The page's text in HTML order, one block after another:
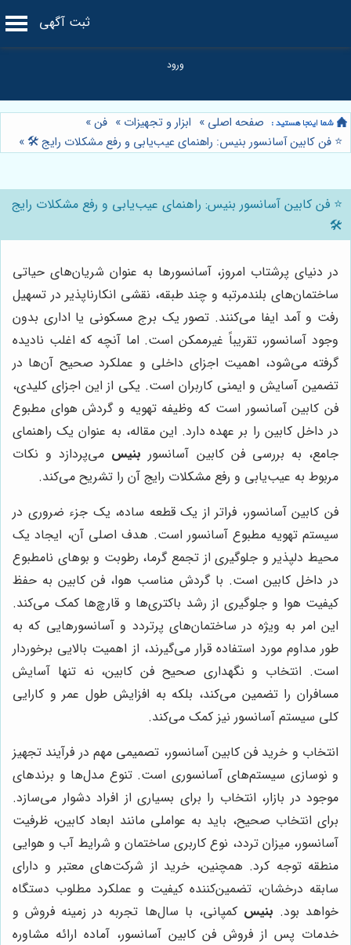
ثبت آگهی
صفحه اصلی » ابزار و تجهیزات » فن»
⭐️ فن کابین آسانسور بنیس: راهنمای عیب‌یابی و رفع مشکلات رایج 🛠️»
⭐️ فن کابین آسانسور بنیس: راهنمای عیب‌یابی و رفع مشکلات رایج
🛠️
در دنیای پرشتاب امروز، آسانسورها به عنوان شریان‌های حیاتی
ساختمان‌های بلندمرتبه و چند طبقه، نقشی انکارناپذیر در تسهیل
رفت و آمد ایفا می‌کنند. تصور یک برج مسکونی یا اداری بدون
وجود آسانسور، تقریباً غیرممکن است. اما آنچه که اغلب نادیده
گرفته می‌شود، اهمیت اجزای داخلی و عملکرد صحیح آن‌ها در
تضمین آسایش و ایمنی کاربران است. یکی از این اجزای کلیدی،
فن کابین آسانسور است که وظیفه تهویه و گردش هوای مطبوع
در داخل کابین را بر عهده دارد. این مقاله، به عنوان یک راهنمای
جامع، به بررسی فن کابین آسانسور بنیس می‌پردازد و نکات
مربوط به عیب‌یابی و رفع مشکلات رایج آن را تشریح می‌کند.
فن کابین آسانسور، فراتر از یک قطعه ساده، یک جزء ضروری در
سیستم تهویه مطبوع آسانسور است. هدف اصلی آن، ایجاد یک
محیط دلپذیر و جلوگیری از تجمع گرما، رطوبت و بوهای نامطبوع
در داخل کابین است. با گردش مناسب هوا، فن کابین به حفظ
کیفیت هوا و جلوگیری از رشد باکتری‌ها و قارچ‌ها کمک می‌کند.
این امر به ویژه در ساختمان‌های پرتردد و آسانسورهایی که به
طور مداوم مورد استفاده قرار می‌گیرند، از اهمیت بالایی برخوردار
است. انتخاب و نگهداری صحیح فن کابین، نه تنها آسایش
مسافران را تضمین می‌کند، بلکه به افزایش طول عمر و کارایی
کلی سیستم آسانسور نیز کمک می‌کند.
انتخاب و خرید فن کابین آسانسور، تصمیمی مهم در فرآیند تجهیز
و نوسازی سیستم‌های آسانسوری است. تنوع مدل‌ها و برندهای
موجود در بازار، انتخاب را برای بسیاری از افراد دشوار می‌سازد.
برای انتخاب صحیح، باید به عواملی مانند ابعاد کابین، ظرفیت
آسانسور، میزان تردد، نوع کاربری ساختمان و شرایط آب و هوایی
منطقه توجه کرد. همچنین، خرید از شرکت‌های معتبر و دارای
سابقه درخشان، تضمین‌کننده کیفیت و عملکرد مطلوب دستگاه
خواهد بود. بنیس کمپانی، با سال‌ها تجربه در زمینه فروش و
خدمات پس از فروش فن کابین آسانسور، آماده ارائه مشاوره